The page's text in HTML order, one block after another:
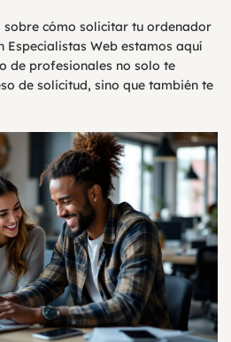
sobre cómo solicitar tu ordenador
Web estamos aquí
de profesionales no solo te
de solicitud, sino que también te